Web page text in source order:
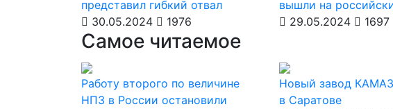
представил гибкий отвал
30.05.2024
1976
вышли на
29.05.2024
1697
Самое читаемое
Работу второго по величине
НПЗ в России остановили
Новый завод
в Саратове